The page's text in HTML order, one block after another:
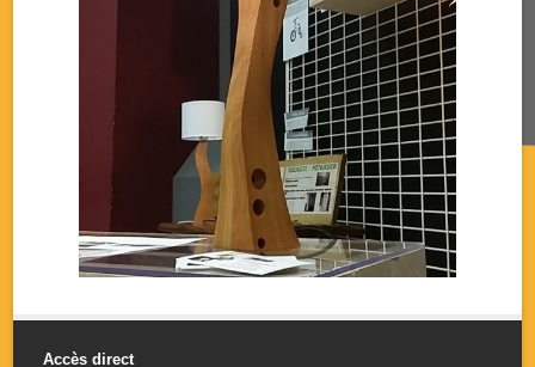
Accès direct